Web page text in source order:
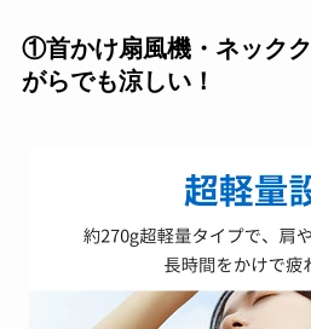
①首かけ扇風機・ネック
がらでも涼しい！